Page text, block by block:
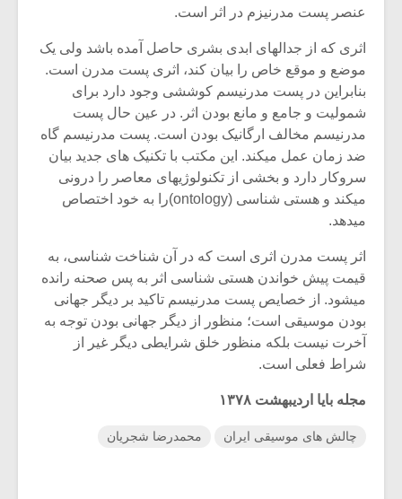
عنصر پست مدرنیزم در اثر است.
اثری که از جدالهای ابدی بشری حاصل آمده باشد ولی یک
موضع و موقع خاص را بیان کند، اثری پست مدرن است.
بنابراین در پست مدرنیسم کوششی وجود دارد برای
شمولیت و جامع و مانع بودن اثر. در عین حال پست
مدرنیسم مخالف ارگانیک بودن است. پست مدرنیسم گاه
ضد زمان عمل میکند. این مکتب با تکنیک های جدید بیان
سروکار دارد و بخشی از تکنولوژیهای معاصر را درونی
میکند و هستی شناسی (ontology)را به خود اختصاص
میدهد.
اثر پست مدرن اثری است که در آن شناخت شناسی، به
قیمت پیش خواندن هستی شناسی اثر به پس صحنه رانده
میشود. از خصایص پست مدرنیسم تاکید بر دیگر جهانی
بودن موسیقی است؛ منظور از دیگر جهانی بودن توجه به
آخرت نیست بلکه منظور خلق شرایطی دیگر غیر از
شراط فعلی است.
مجله بایا اردیبهشت ۱۳۷۸
چالش های موسیقی ایران محمدرضا شجریان